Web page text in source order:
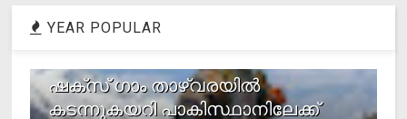
YEAR POPULAR
ഷക്സ് ​ഗാം താഴ്‌വരയിൽ
കടന്നുകയറി പാകിസ്ഥാനിലേക്ക്